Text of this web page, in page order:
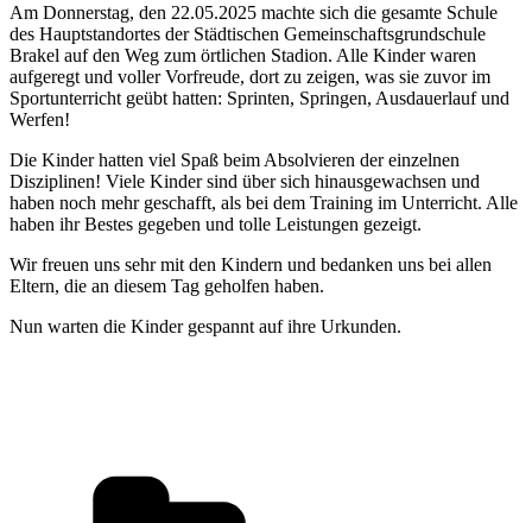
Am Donnerstag, den 22.05.2025 machte sich die gesamte Schule
des Hauptstandortes der Städtischen Gemeinschaftsgrundschule
Brakel auf den Weg zum örtlichen Stadion. Alle Kinder waren
aufgeregt und voller Vorfreude, dort zu zeigen, was sie zuvor im
Sportunterricht geübt hatten: Sprinten, Springen, Ausdauerlauf und
Werfen!
Die Kinder hatten viel Spaß beim Absolvieren der einzelnen
Disziplinen! Viele Kinder sind über sich hinausgewachsen und
haben noch mehr geschafft, als bei dem Training im Unterricht. Alle
haben ihr Bestes gegeben und tolle Leistungen gezeigt.
Wir freuen uns sehr mit den Kindern und bedanken uns bei allen
Eltern, die an diesem Tag geholfen haben.
Nun warten die Kinder gespannt auf ihre Urkunden.